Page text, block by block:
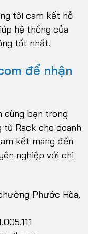
tôi cam kết hỗ
hệ thống của
tốt nhất.
để nhận
cùng bạn trong
Rack cho doanh
kết mang đến
nghiệp với chi
Phước Hòa,